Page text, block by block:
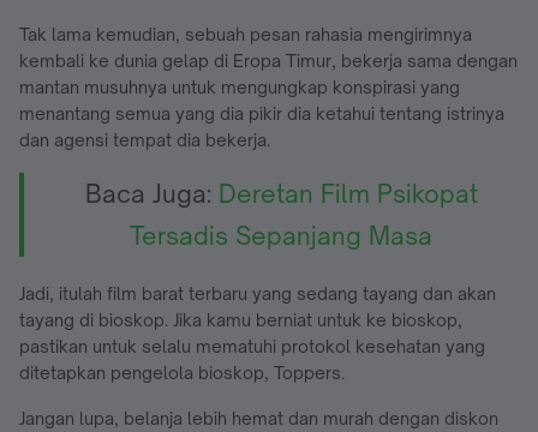
Tak lama kemudian, sebuah pesan rahasia mengirimnya
kembali ke dunia gelap di Eropa Timur, bekerja sama dengan
mantan musuhnya untuk mengungkap konspirasi yang
menantang semua yang dia pikir dia ketahui tentang istrinya
dan agensi tempat dia bekerja.
Baca Juga: Deretan Film Psikopat
Tersadis Sepanjang Masa
Jadi, itulah film barat terbaru yang sedang tayang dan akan
tayang di bioskop. Jika kamu berniat untuk ke bioskop,
pastikan untuk selalu mematuhi protokol kesehatan yang
ditetapkan pengelola bioskop, Toppers.
Jangan lupa, belanja lebih hemat dan murah dengan diskon